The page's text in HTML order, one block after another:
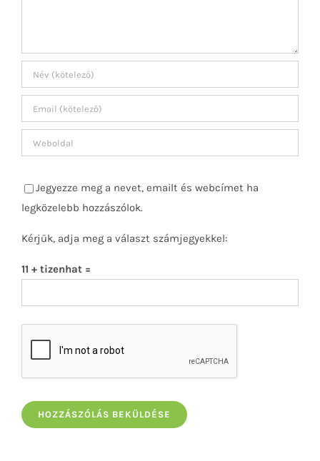
Jegyezze meg a nevet, emailt és webcímet ha
legközelebb hozzászólok.
Kérjük, adja meg a választ számjegyekkel:
11 + tizenhat =